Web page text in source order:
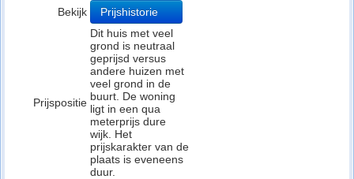
Bekijk Prijshistorie
Prijspositie
Dit huis met veel
grond is neutraal
geprijsd versus
andere huizen met
veel grond in de
buurt. De woning
ligt in een qua
meterprijs dure
wijk. Het
prijskarakter van de
plaats is eveneens
duur.